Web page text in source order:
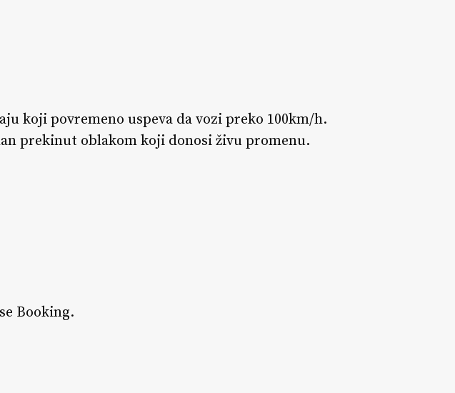
koji povremeno uspeva da vozi preko 100km/h.
prekinut oblakom koji donosi živu promenu.
Booking.